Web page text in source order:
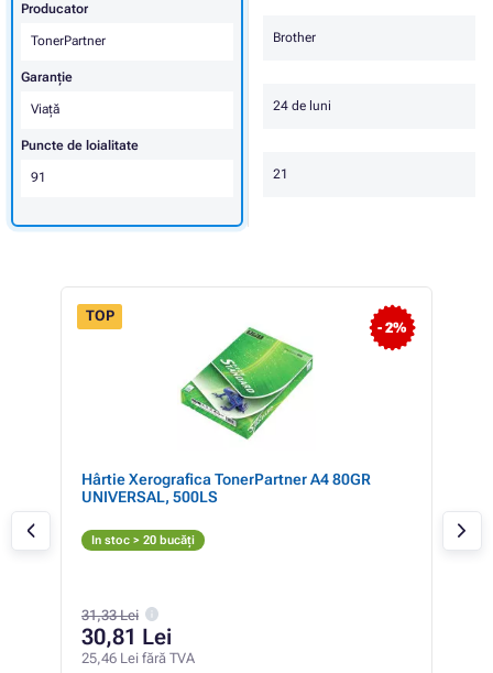
Brother
24 de luni
21
Producator
TonerPartner
Garanţie
Viaţă
Puncte de loialitate
91
- 2%
TOP
Hârtie Xerografica TonerPartner A4 80GR
UNIVERSAL, 500LS
In stoc > 20 bucăți
31,33 Lei
30,81 Lei
25,46 Lei fără TVA